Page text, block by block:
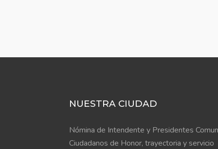
NUESTRA CIUDAD
Nómina de Intendente y Presidentes
Ciudadanos de Honor, trayectoria y servicio